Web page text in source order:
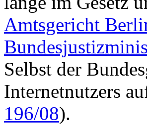
Amtsgericht
Selbst der
Internetnutzers
196/08).